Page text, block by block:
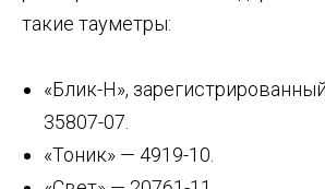
такие тауметры:
«Блик-Н»,
35807-07.
«Тоник» — 4919-10.